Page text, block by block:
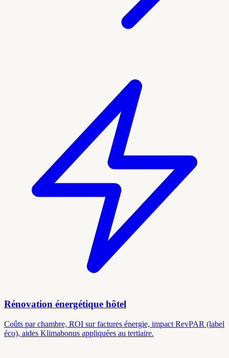
Rénovation énergétique hôtel
Coûts par chambre, ROI sur factures énergie, impact RevPAR (label
éco), aides Klimabonus appliquées au tertiaire.